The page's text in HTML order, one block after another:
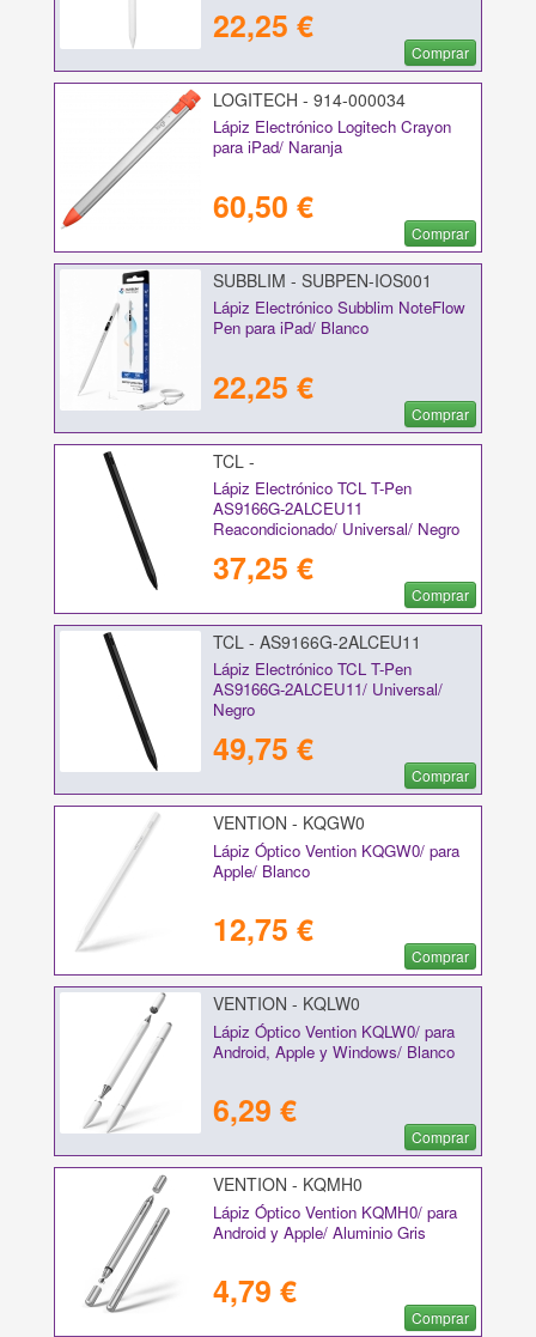
22,25 €
Comprar
LOGITECH - 914-000034
Lápiz Electrónico Logitech Crayon
para iPad/ Naranja
60,50 €
Comprar
SUBBLIM - SUBPEN-IOS001
Lápiz Electrónico Subblim NoteFlow
Pen para iPad/ Blanco
22,25 €
Comprar
TCL -
Lápiz Electrónico TCL T-Pen
AS9166G-2ALCEU11
Reacondicionado/ Universal/ Negro
37,25 €
Comprar
TCL - AS9166G-2ALCEU11
Lápiz Electrónico TCL T-Pen
AS9166G-2ALCEU11/ Universal/
Negro
49,75 €
Comprar
VENTION - KQGW0
Lápiz Óptico Vention KQGW0/ para
Apple/ Blanco
12,75 €
Comprar
VENTION - KQLW0
Lápiz Óptico Vention KQLW0/ para
Android, Apple y Windows/ Blanco
6,29 €
Comprar
VENTION - KQMH0
Lápiz Óptico Vention KQMH0/ para
Android y Apple/ Aluminio Gris
4,79 €
Comprar